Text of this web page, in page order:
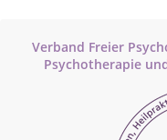
Verband Freier
Psychotherapie